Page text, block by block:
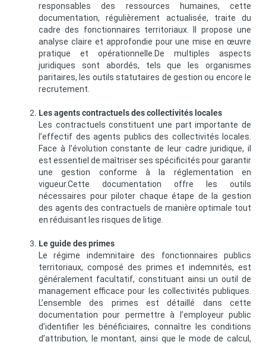
responsables des ressources humaines, cette
documentation, régulièrement actualisée, traite du
cadre des fonctionnaires territoriaux. Il propose une
analyse claire et approfondie pour une mise en œuvre
pratique et opérationnelle.De multiples aspects
juridiques sont abordés, tels que les organismes
paritaires, les outils statutaires de gestion ou encore le
recrutement.
Les agents contractuels des collectivités locales
Les contractuels constituent une part importante de
l’effectif des agents publics des collectivités locales.
Face à l’évolution constante de leur cadre juridique, il
est essentiel de maîtriser ses spécificités pour garantir
une gestion conforme à la réglementation en
vigueur.Cette documentation offre les outils
nécessaires pour piloter chaque étape de la gestion
des agents des contractuels de manière optimale tout
en réduisant les risques de litige.
Le guide des primes
Le régime indemnitaire des fonctionnaires publics
territoriaux, composé des primes et indemnités, est
généralement facultatif, constituant ainsi un outil de
management efficace pour les collectivités publiques.
L’ensemble des primes est détaillé dans cette
documentation pour permettre à l’employeur public
d’identifier les bénéficiaires, connaître les conditions
d’attribution, le montant, ainsi que le mode de calcul,